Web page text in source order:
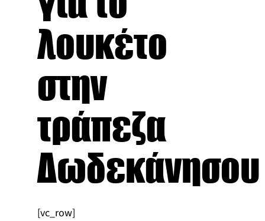
λουκέτο
στην
τράπεζα
Δωδεκάνησου
[vc_row]